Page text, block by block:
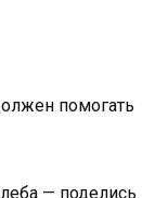
помогать
— поделись.